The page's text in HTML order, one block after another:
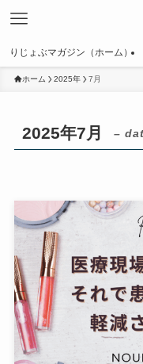
りじょぶマガジン（ホーム）
ホーム 2025年 7月
2025年7月 –